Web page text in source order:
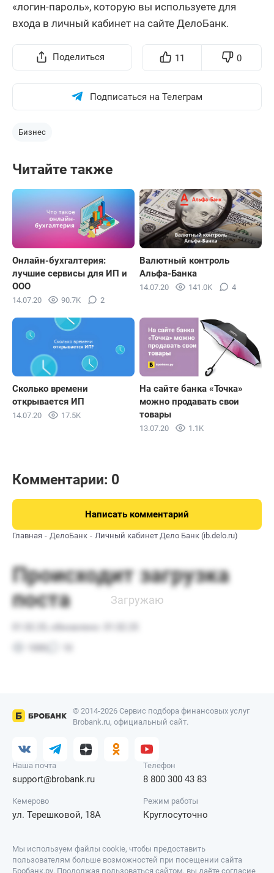
«логин-пароль», которую вы используете для
входа в личный кабинет на сайте ДелоБанк.
Поделиться 11 0
Подписаться на Телеграм
Бизнес
Читайте также
Онлайн-бухгалтерия:
лучшие сервисы для ИП и
ООО
14.07.20 90.7K 2
Валютный контроль
Альфа-Банка
14.07.20 141.0K 4
Сколько времени
открывается ИП
14.07.20 17.5K
На сайте банка «Точка»
можно продавать свои
товары
13.07.20 1.1K
Комментарии: 0
Написать комментарий
Главная ДелоБанк Личный кабинет Дело Банк (ib.delo.ru)
© 2014-2026 Сервис подбора финансовых услуг
Brobank.ru, официальный сайт.
Наша почта
support@brobank.ru
Телефон
8 800 300 43 83
Кемерово
ул. Терешковой, 18А
Режим работы
Круглосуточно
Мы используем файлы cookie, чтобы предоставить
пользователям больше возможностей при посещении сайта
Бробанк.ру. Продолжая пользоваться сайтом, вы даёте согласие